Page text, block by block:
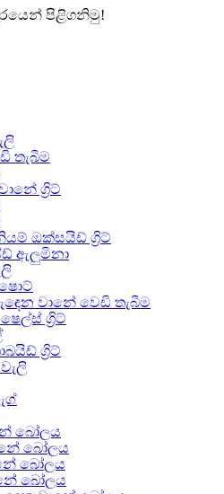
පිළිගනිමු!
තැබීම
ග්‍රිට්
ඔක්සයිඩ් ග්‍රිට්
ඇලුමිනා
වානේ වෙඩි තැබීම
ග්‍රිට්
ග්‍රිට්
බෝලය
බෝලය
බෝලය
බෝලය